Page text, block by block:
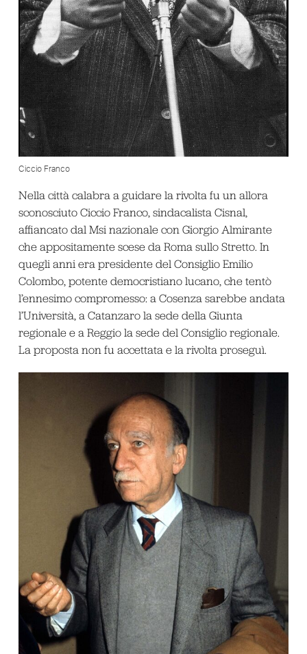
Ciccio Franco
Nella città calabra a guidare la rivolta fu un allora
sconosciuto Ciccio Franco, sindacalista Cisnal,
affiancato dal Msi nazionale con Giorgio Almirante
che appositamente scese da Roma sullo Stretto. In
quegli anni era presidente del Consiglio Emilio
Colombo, potente democristiano lucano, che tentò
l’ennesimo compromesso: a Cosenza sarebbe andata
l’Università, a Catanzaro la sede della Giunta
regionale e a Reggio la sede del Consiglio regionale.
La proposta non fu accettata e la rivolta proseguì.